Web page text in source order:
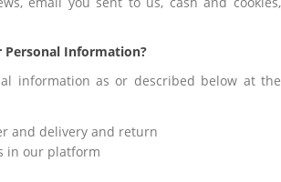
Personal Information?
information as or described below at the
and delivery and return
in our platform